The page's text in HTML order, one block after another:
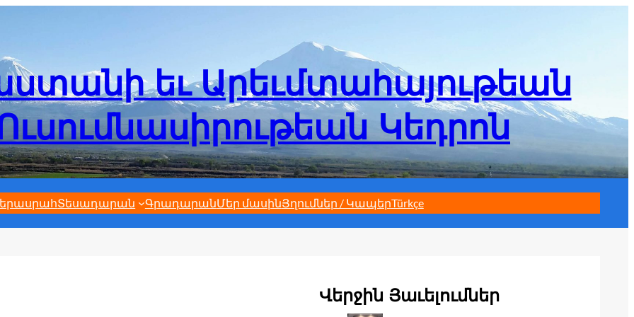
եւ Արեւմտահայութեան
Կեդրոն
Տեսադարան ԳրադարանՄեր մասինՅղումներ / ԿապերTürkçe
Վերջին Յաւելումներ